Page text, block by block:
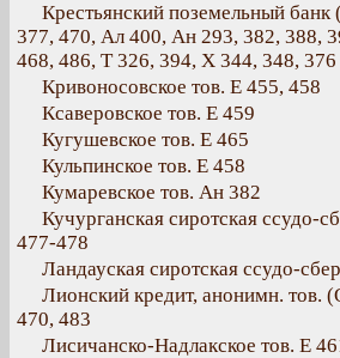
Крестьянский поземельный банк
377, 470, Ал 400, Ан 293, 382, 388,
468, 486, Т 326, 394, Х 344, 348, 376
Кривоносовское тов. Е 455, 458
Ксаверовское тов. Е 459
Кугушевское тов. Е 465
Кульпинское тов. Е 458
Кумаревское тов. Ан 382
Кучурганская сиротская ссудо-
477-478
Ландауская сиротская ссудо-
Лионский кредит, анонимн. тов.
470, 483
Лисичанско-Надлакское тов. Е